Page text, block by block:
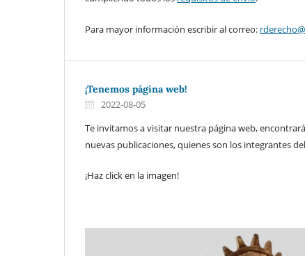
Para mayor información escribir al correo:
¡Tenemos página web!
2022-08-05
Te invitamos a visitar nuestra página web,
nuevas publicaciones, quienes son los integrantes
¡Haz click en la imagen!